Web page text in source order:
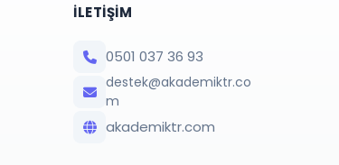
İLETIŞIM
0501 037 36 93
destek@akademiktr.co
m
akademiktr.com